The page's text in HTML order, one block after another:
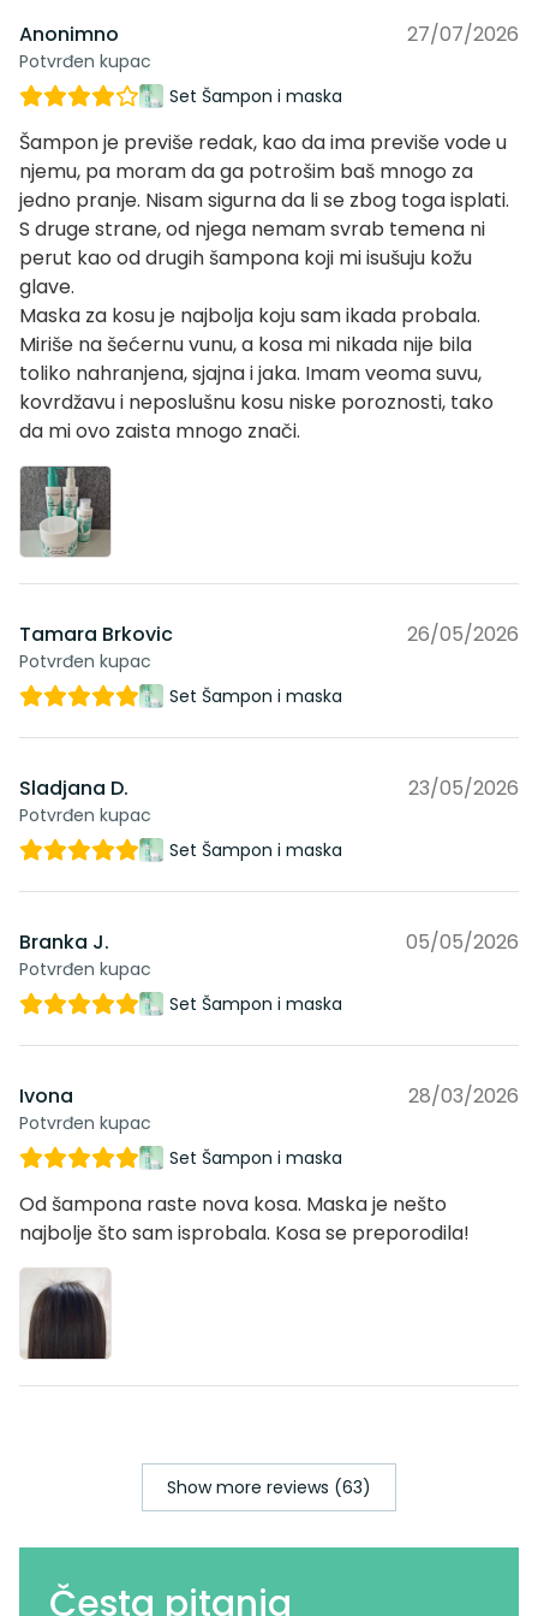
Anonimno
Potvrđen kupac
27/07/2026
Set Šampon i maska
Šampon je previše redak, kao da ima previše vode u
njemu, pa moram da ga potrošim baš mnogo za
jedno pranje. Nisam sigurna da li se zbog toga isplati.
S druge strane, od njega nemam svrab temena ni
perut kao od drugih šampona koji mi isušuju kožu
glave.
Maska za kosu je najbolja koju sam ikada probala.
Miriše na šećernu vunu, a kosa mi nikada nije bila
toliko nahranjena, sjajna i jaka. Imam veoma suvu,
kovrdžavu i neposlušnu kosu niske poroznosti, tako
da mi ovo zaista mnogo znači.
Tamara Brkovic
Potvrđen kupac
26/05/2026
Set Šampon i maska
Sladjana D.
Potvrđen kupac
23/05/2026
Set Šampon i maska
Branka J.
Potvrđen kupac
05/05/2026
Set Šampon i maska
Ivona
Potvrđen kupac
28/03/2026
Set Šampon i maska
Od šampona raste nova kosa. Maska je nešto
najbolje što sam isprobala. Kosa se preporodila!
Show more reviews (63)
Česta pitanja